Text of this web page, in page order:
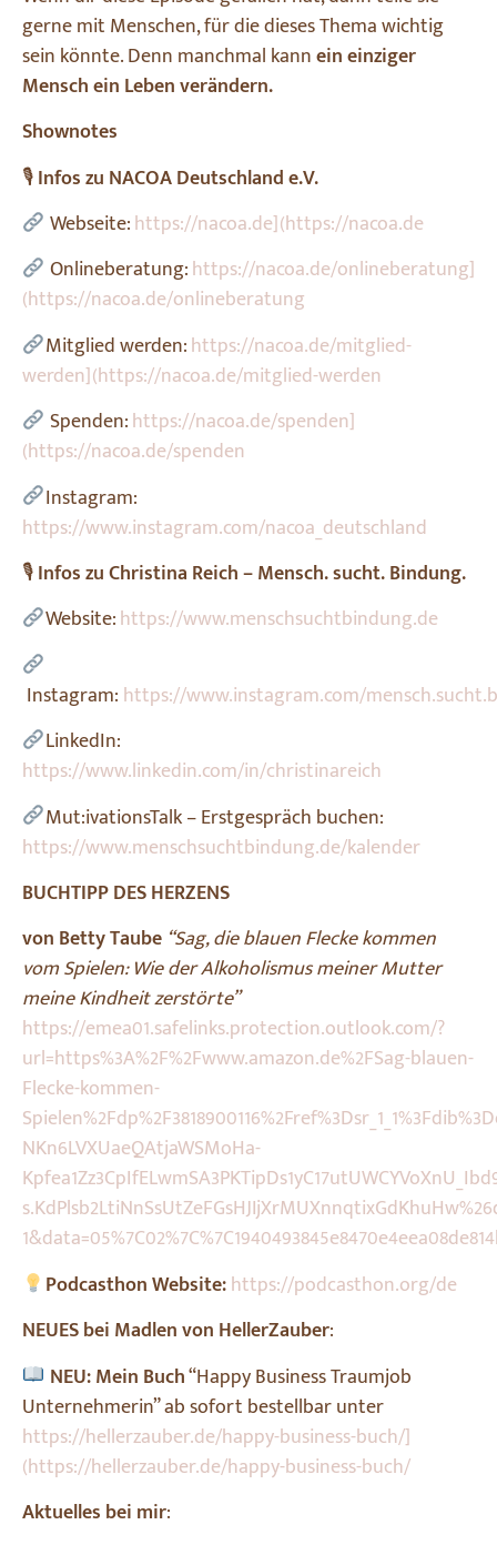
gerne mit Menschen, für die dieses Thema wichtig
sein könnte. Denn manchmal kannein einziger
Mensch ein Leben verändern.
Shownotes
🎙Infos zu NACOA Deutschland e.V.
Webseite:https://nacoa.de](https://nacoa.de
Onlineberatung:https://nacoa.de/onlineberatung]
(https://nacoa.de/onlineberatung
Mitglied werden:https://nacoa.de/mitglied-
werden](https://nacoa.de/mitglied-werden
Spenden:https://nacoa.de/spenden]
(https://nacoa.de/spenden
Instagram:
https://www.instagram.com/nacoa_deutschland
🎙Infos zu Christina Reich – Mensch. sucht. Bindung.
Website:https://www.menschsuchtbindung.de
Instagram: https://www.instagram.com/
LinkedIn:
https://www.linkedin.com/in/christinareich
Mut:ivationsTalk – Erstgespräch buchen:
https://www.menschsuchtbindung.de/kalender
BUCHTIPP DES HERZENS
von Betty Taube “Sag, die blauen Flecke kommen
vom Spielen: Wie der Alkoholismus meiner Mutter
meine Kindheit zerstörte”
https://emea01.safelinks.protection.outlook.com/?
url=https%3A%2F%2Fwww.amazon.de%2FSag-blauen-
Flecke-kommen-
NKn6LVXUaeQAtjaWSMoHa-
Podcasthon Website:https://podcasthon.org/de
NEUES bei Madlen von HellerZauber:
NEU: Mein Buch“Happy Business Traumjob
Unternehmerin” ab sofort bestellbar unter
https://hellerzauber.de/happy-business-buch/]
(https://hellerzauber.de/happy-business-buch/
Aktuelles bei mir: